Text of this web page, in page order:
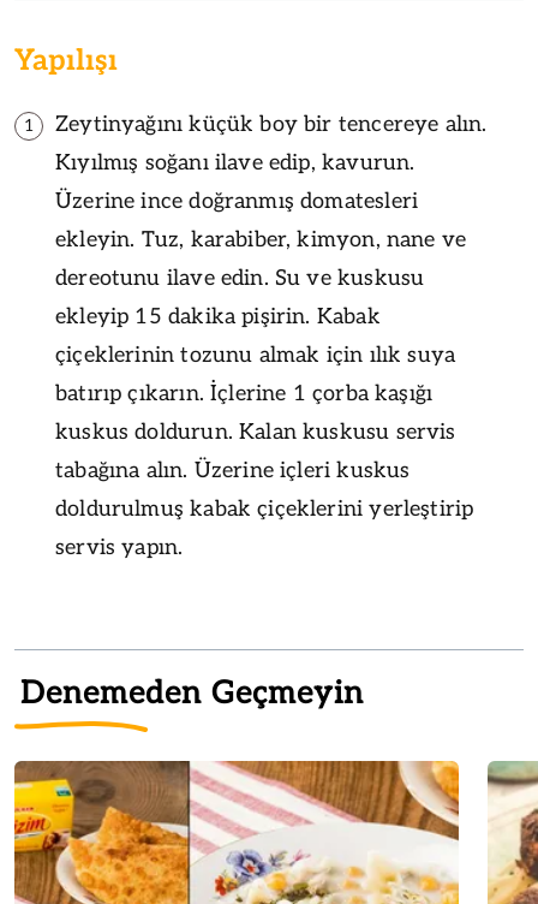
Yapılışı
1
Zeytinyağını küçük boy bir tencereye alın.
Kıyılmış soğanı ilave edip, kavurun.
Üzerine ince doğranmış domatesleri
ekleyin. Tuz, karabiber, kimyon, nane ve
dereotunu ilave edin. Su ve kuskusu
ekleyip 15 dakika pişirin. Kabak
çiçeklerinin tozunu almak için ılık suya
batırıp çıkarın. İçlerine 1 çorba kaşığı
kuskus doldurun. Kalan kuskusu servis
tabağına alın. Üzerine içleri kuskus
doldurulmuş kabak çiçeklerini yerleştirip
servis yapın.
Denemeden Geçmeyin